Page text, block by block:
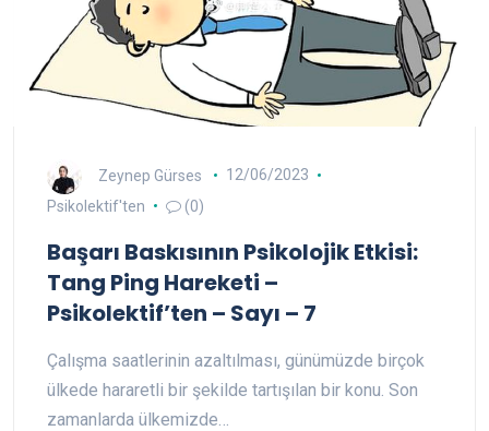
Zeynep Gürses
12/06/2023
Psikolektif'ten
(0)
Başarı Baskısının Psikolojik Etkisi:
Tang Ping Hareketi –
Psikolektif’ten – Sayı – 7
Çalışma saatlerinin azaltılması, günümüzde birçok
ülkede hararetli bir şekilde tartışılan bir konu. Son
zamanlarda ülkemizde…